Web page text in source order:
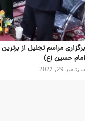
امام حسین (ع)
سپتامبر 29, 2022